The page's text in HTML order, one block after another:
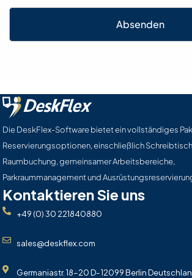
Absenden
Die DeskFlex-Software bietet ein vollständiges
Reservierungsoptionen, einschließlich
Raumbuchung, gemeinsamer Arbeitsbereiche,
Parkraummanagement und
Kontaktieren Sie uns
+49 (0) 30 221840880
sales@deskflex.com
Germaniastr. 18-20 D- 12099 Berlin